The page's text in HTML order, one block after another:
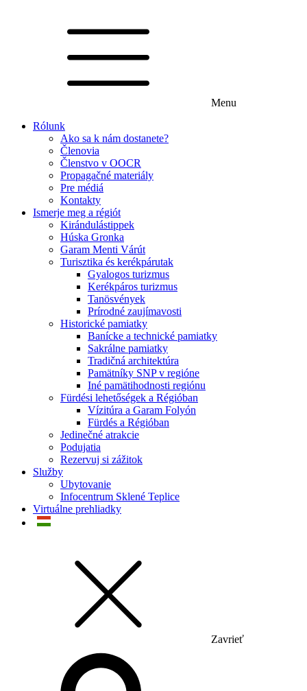
Menu
Rólunk
Ako sa k nám dostanete?
Členovia
Členstvo v OOCR
Propagačné materiály
Pre médiá
Kontakty
Ismerje meg a régiót
Kirándulástippek
Húska Gronka
Garam Menti Várút
Turisztika és kerékpárutak
Gyalogos turizmus
Kerékpáros turizmus
Tanösvények
Prírodné zaujímavosti
Historické pamiatky
Banícke a technické pamiatky
Sakrálne pamiatky
Tradičná architektúra
Pamätníky SNP v regióne
Iné pamätihodnosti regiónu
Fürdési lehetőségek a Régióban
Vízitúra a Garam Folyón
Fürdés a Régióban
Jedinečné atrakcie
Podujatia
Rezervuj si zážitok
Služby
Ubytovanie
Infocentrum Sklené Teplice
Virtuálne prehliadky
Zavrieť